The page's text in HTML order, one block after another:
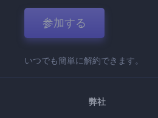
参加する
いつでも簡単に解約できます。
弊社